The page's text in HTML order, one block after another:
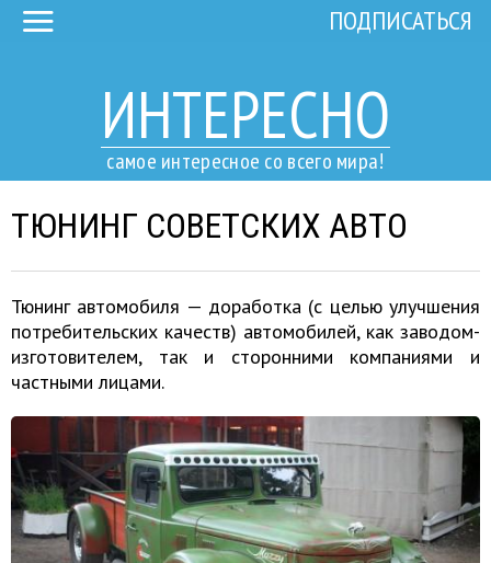
ИНТЕРЕСНО
самое интересное со всего мира!
ПОДПИСАТЬСЯ
ТЮНИНГ СОВЕТСКИХ АВТО
Тюнинг автомобиля — доработка (с целью улучшения
потребительских качеств) автомобилей, как заводом-
изготовителем, так и сторонними компаниями и
частными лицами.